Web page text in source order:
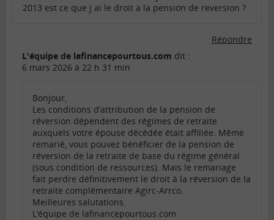
2013 est ce que j ai le droit a la pension de reversion ?
Répondre
L'équipe de lafinancepourtous.com dit :
6 mars 2026 à 22 h 31 min
Bonjour,
Les conditions d’attribution de la pension de
réversion dépendent des régimes de retraite
auxquels votre épouse décédée était affiliée. Même
remarié, vous pouvez bénéficier de la pension de
réversion de la retraite de base du régime général
(sous condition de ressources). Mais le remariage
fait perdre définitivement le droit à la réversion de la
retraite complémentaire Agirc-Arrco.
Meilleures salutations.
L’équipe de lafinancepourtous.com